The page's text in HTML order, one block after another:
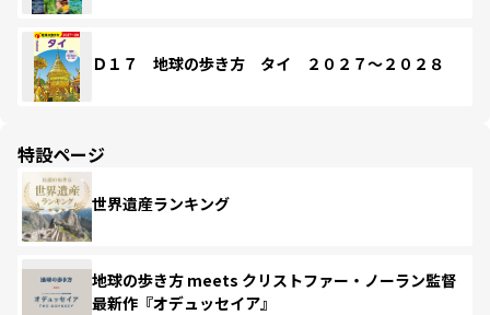
Ｄ１７ 地球の歩き方 タイ ２０２７～２０２８
特設ページ
世界遺産ランキング
地球の歩き方 meets クリストファー・ノーラン監督
最新作『オデュッセイア』